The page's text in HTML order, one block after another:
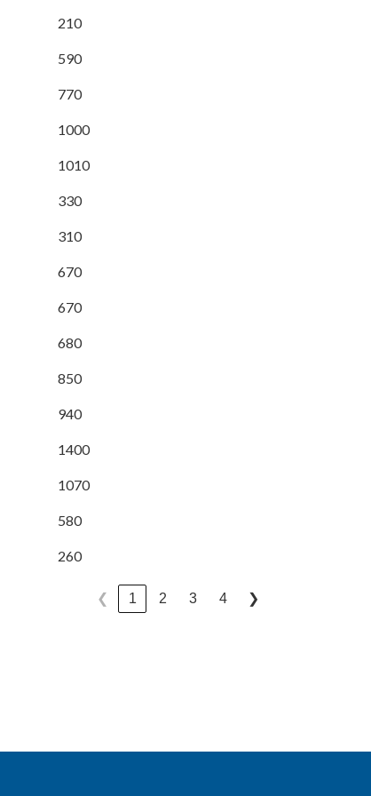
210
590
770
1000
1010
330
310
670
670
680
850
940
1400
1070
580
260
❮ 1 2 3 4 ❯